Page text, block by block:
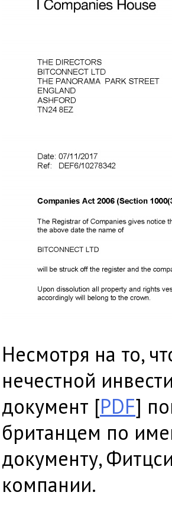
Несмотря на то,
нечестной
документ [PDF]
британцем по
документу,
компании.